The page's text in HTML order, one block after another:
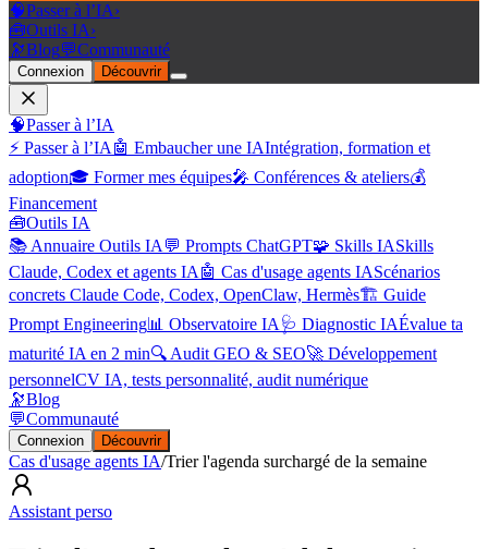
🧠Passer à l’IA›
🧰Outils IA›
🔭Blog💬Communauté
Connexion Découvrir
🧠Passer à l’IA
⚡ Passer à l’IA 🤖 Embaucher une IAIntégration, formation et
adoption🎓 Former mes équipes🎤 Conférences & ateliers💰
Financement
🧰Outils IA
📚 Annuaire Outils IA 💬 Prompts ChatGPT🧩 Skills IASkills
Claude, Codex et agents IA 🤖 Cas d'usage agents IAScénarios
concrets Claude Code, Codex, OpenClaw, Hermès🏗️ Guide
Prompt Engineering📊 Observatoire IA 🩺 Diagnostic IAÉvalue ta
maturité IA en 2 min🔍 Audit GEO & SEO🚀 Développement
personnelCV IA, tests personnalité, audit numérique
🔭Blog
💬Communauté
Connexion Découvrir
Cas d'usage agents IA/Trier l'agenda surchargé de la semaine
Assistant perso